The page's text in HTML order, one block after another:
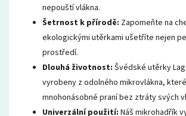
nepouští vlákna.
Šetrnost k přírodě: Zapomeňte na
ekologickými utěrkami ušetříte nejen
prostředí.
Dlouhá životnost: Švédské utěrky
vyrobeny z odolného mikrovlákna,
mnohonásobné praní bez ztráty svých
Univerzální použití: Náš mikrohadřík